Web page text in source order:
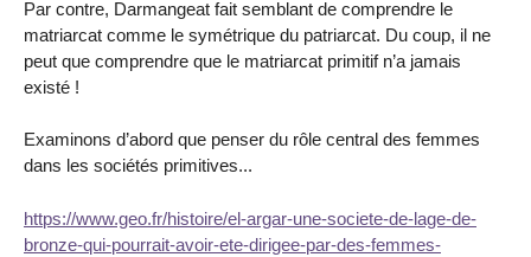
Par contre, Darmangeat fait semblant de comprendre le
matriarcat comme le symétrique du patriarcat. Du coup, il ne
peut que comprendre que le matriarcat primitif n’a jamais
existé !
Examinons d’abord que penser du rôle central des femmes
dans les sociétés primitives...
https://www.geo.fr/histoire/el-argar-une-societe-de-lage-de-
bronze-qui-pourrait-avoir-ete-dirigee-par-des-femmes-